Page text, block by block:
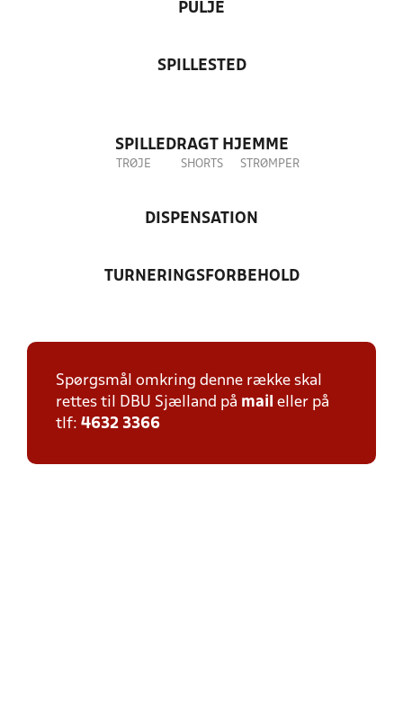
PULJE
SPILLESTED
SPILLEDRAGT HJEMME
TRØJE SHORTS STRØMPER
DISPENSATION
TURNERINGSFORBEHOLD
Spørgsmål omkring denne række skal
rettes til DBU Sjælland på mail eller på
tlf: 4632 3366